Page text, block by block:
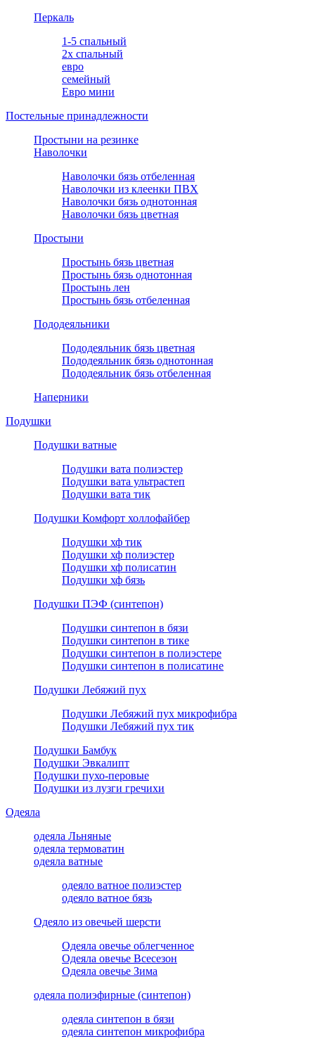
Перкаль
1-5 спальный
2х спальный
евро
семейный
Евро мини
Постельные принадлежности
Простыни на резинке
Наволочки
Наволочки бязь отбеленная
Наволочки из клеенки ПВХ
Наволочки бязь однотонная
Наволочки бязь цветная
Простыни
Простынь бязь цветная
Простынь бязь однотонная
Простынь лен
Простынь бязь отбеленная
Пододеяльники
Пододеяльник бязь цветная
Пододеяльник бязь однотонная
Пододеяльник бязь отбеленная
Наперники
Подушки
Подушки ватные
Подушки вата полиэстер
Подушки вата ультрастеп
Подушки вата тик
Подушки Комфорт холлофайбер
Подушки хф тик
Подушки хф полиэстер
Подушки хф полисатин
Подушки хф бязь
Подушки ПЭФ (синтепон)
Подушки синтепон в бязи
Подушки синтепон в тике
Подушки синтепон в полиэстере
Подушки синтепон в полисатине
Подушки Лебяжий пух
Подушки Лебяжий пух микрофибра
Подушки Лебяжий пух тик
Подушки Бамбук
Подушки Эвкалипт
Подушки пухо-перовые
Подушки из лузги гречихи
Одеяла
одеяла Льняные
одеяла термоватин
одеяла ватные
одеяло ватное полиэстер
одеяло ватное бязь
Одеяло из овечьей шерсти
Одеяла овечье облегченное
Одеяла овечье Всесезон
Одеяла овечье Зима
одеяла полиэфирные (синтепон)
одеяла синтепон в бязи
одеяла синтепон микрофибра